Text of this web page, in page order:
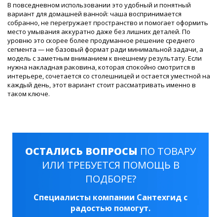
В повседневном использовании это удобный и понятный
вариант для домашней ванной: чаша воспринимается
собранно, не перегружает пространство и помогает оформить
место умывания аккуратно даже без лишних деталей. По
уровню это скорее более продуманное решение среднего
сегмента — не базовый формат ради минимальной задачи, а
модель с заметным вниманием к внешнему результату. Если
нужна накладная раковина, которая спокойно смотрится в
интерьере, сочетается со столешницей и остается уместной на
каждый день, этот вариант стоит рассматривать именно в
таком ключе.
ОСТАЛИСЬ ВОПРОСЫ ПО ТОВАРУ
ИЛИ ТРЕБУЕТСЯ ПОМОЩЬ В
ПОДБОРЕ?
Специалисты компании Сантехгид с
радостью помогут.